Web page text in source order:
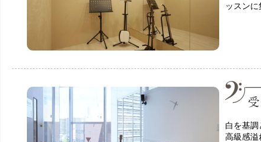
ッスンに
白を基調
高級感溢